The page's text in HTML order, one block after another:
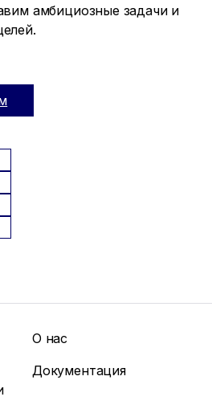
амбициозные задачи и
О нас
Документация